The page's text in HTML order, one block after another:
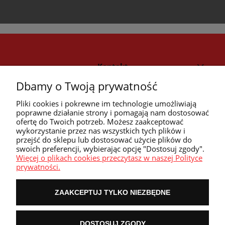
Strefa klienta
Przyczółek
Przydatne linki
Kontakt
POKAŻ PEŁNĄ WERSJĘ STRONY
Dbamy o Twoją prywatność
Pliki cookies i pokrewne im technologie umożliwiają
poprawne działanie strony i pomagają nam dostosować
ofertę do Twoich potrzeb. Możesz zaakceptować
wykorzystanie przez nas wszystkich tych plików i
przejść do sklepu lub dostosować użycie plików do
swoich preferencji, wybierając opcję "Dostosuj zgody".
Więcej o plikach cookies przeczytasz w naszej Polityce
prywatności.
ZAAKCEPTUJ TYLKO NIEZBĘDNE